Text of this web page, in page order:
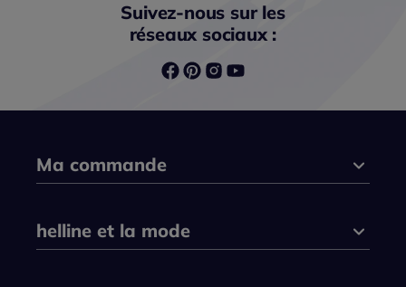
Suivez-nous sur les
réseaux sociaux :
Ma commande
helline et la mode